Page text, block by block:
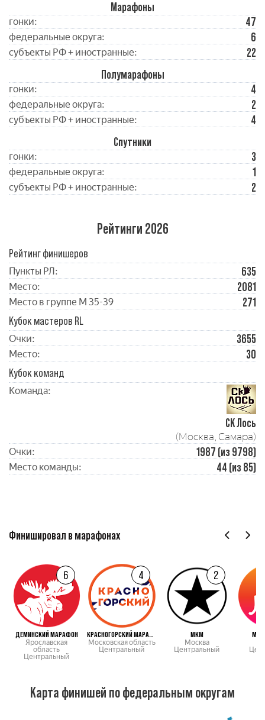
Марафоны
гонки: 47
федеральные округа: 6
субъекты РФ + иностранные:
22
Полумарафоны
гонки: 4
федеральные округа: 2
субъекты РФ + иностранные:
4
Спутники
гонки: 3
федеральные округа: 1
субъекты РФ + иностранные: 2
Рейтинги 2026
Рейтинг финишеров
Пункты РЛ: 635
Место: 2081
Место в группе М 35-39
271
Кубок мастеров RL
Очки: 3655
Место:
30
Кубок команд
Команда:
СК Лось
(Москва, Самара)
Очки: 1987 (из 9798)
Место команды: 44 (из 85)
Финишировал в марафонах
6
ДЕМИНСКИЙ МАРАФОН
Ярославская
область
Центральный
4
КРАСНОГОРСКИЙ МАРАФОН
Московская область
Центральный
2
МКМ
Москва
Центральный
Карта финишей по федеральным округам